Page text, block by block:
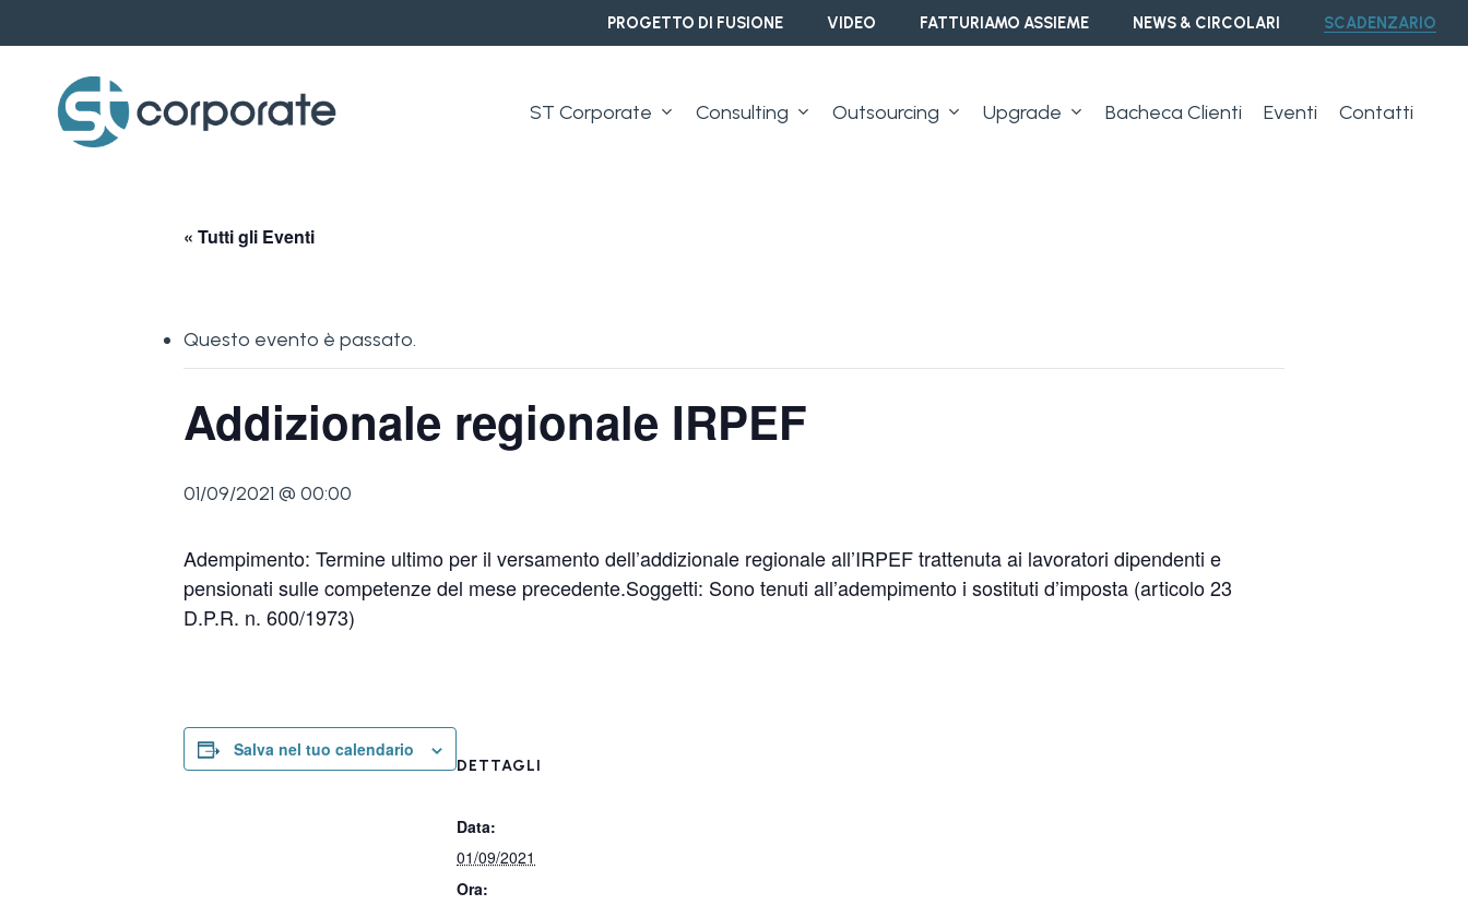
to
content
PROGETTO DI FUSIONE VIDEO FATTURIAMO ASSIEME NEWS & CIRCOLARI SCADENZARIO
ST Corporate Consulting Outsourcing Upgrade Bacheca Clienti Eventi Contatti
« Tutti gli Eventi
Questo evento è passato.
Addizionale regionale IRPEF
01/09/2021 @ 00:00
Adempimento: Termine ultimo per il versamento dell’addizionale regionale all’IRPEF trattenuta ai lavoratori dipendenti e
pensionati sulle competenze del mese precedente.Soggetti: Sono tenuti all’adempimento i sostituti d’imposta (articolo 23
D.P.R. n. 600/1973)
Salva nel tuo calendario
DETTAGLI
Data:
01/09/2021
Ora: